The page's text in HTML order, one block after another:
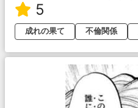
5
成れの果て
不倫関係